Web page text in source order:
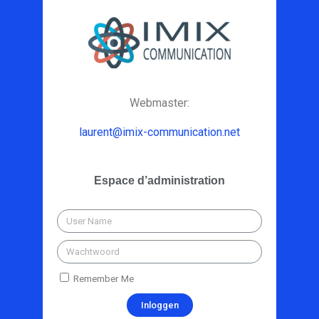
Webmaster:
laurent@imix-communication.net
Espace d’administration
Remember Me
Inloggen